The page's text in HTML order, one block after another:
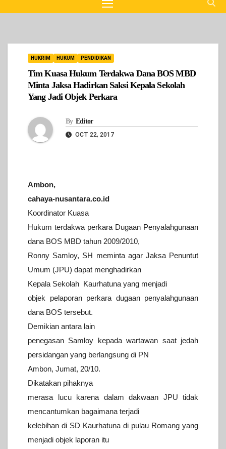
HUKRIM HUKUM PENDIDIKAN
Tim Kuasa Hukum Terdakwa Dana BOS MBD
Minta Jaksa Hadirkan Saksi Kepala Sekolah
Yang Jadi Objek Perkara
By Editor
OCT 22, 2017
Ambon,
cahaya-nusantara.co.id
Koordinator Kuasa
Hukum terdakwa perkara Dugaan Penyalahgunaan
dana BOS MBD tahun 2009/2010,
Ronny Samloy, SH meminta agar Jaksa Penuntut
Umum (JPU) dapat menghadirkan
Kepala Sekolah Kaurhatuna yang menjadi
objek pelaporan perkara dugaan penyalahgunaan
dana BOS tersebut.
Demikian antara lain
penegasan Samloy kepada wartawan saat jedah
persidangan yang berlangsung di PN
Ambon, Jumat, 20/10.
Dikatakan pihaknya
merasa lucu karena dalam dakwaan JPU tidak
mencantumkan bagaimana terjadi
kelebihan di SD Kaurhatuna di pulau Romang yang
menjadi objek laporan itu